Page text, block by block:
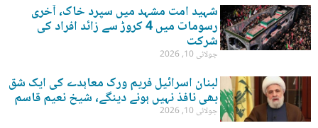
شہید امت مشہد میں سپرد خاک، آخری
رسومات میں 4 کروڑ سے زائد افراد کی
شرکت
جولائی 10, 2026
لبنان اسرائیل فریم ورک معاہدے کی ایک شق
بھی نافذ نہیں ہونے دینگے، شیخ نعیم قاسم
جولائی 10, 2026